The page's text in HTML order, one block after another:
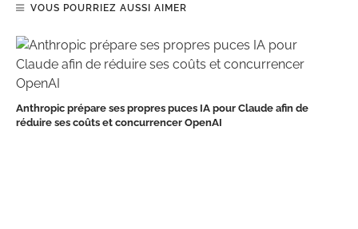
VOUS POURRIEZ AUSSI AIMER
Anthropic prépare ses propres puces IA pour Claude afin de
réduire ses coûts et concurrencer OpenAI